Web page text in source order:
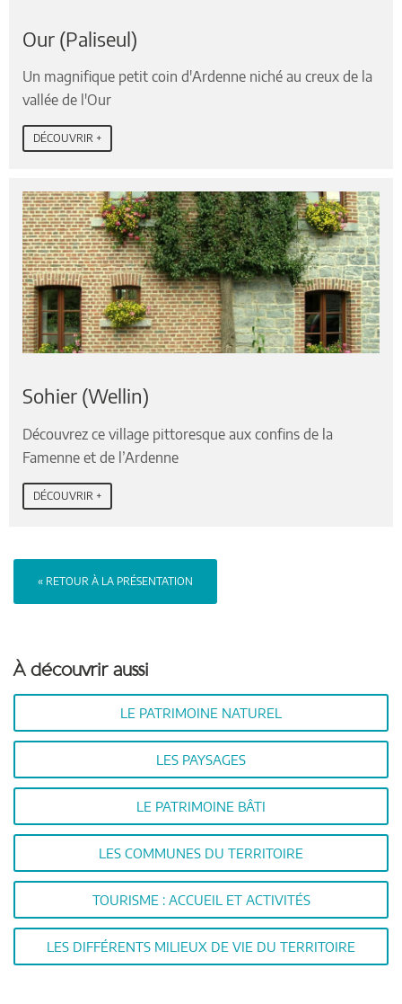
Our (Paliseul)
Un magnifique petit coin d'Ardenne niché au creux de la
vallée de l'Our
DÉCOUVRIR +
Sohier (Wellin)
Découvrez ce village pittoresque aux confins de la
Famenne et de l’Ardenne
DÉCOUVRIR +
« RETOUR À LA PRÉSENTATION
À découvrir aussi
LE PATRIMOINE NATUREL
LES PAYSAGES
LE PATRIMOINE BÂTI
LES COMMUNES DU TERRITOIRE
TOURISME : ACCUEIL ET ACTIVITÉS
LES DIFFÉRENTS MILIEUX DE VIE DU TERRITOIRE